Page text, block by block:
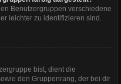
Benutzergruppen verschiedene
leichter zu identifizieren sind.
bist, dient die
den Gruppenrang, der bei dir